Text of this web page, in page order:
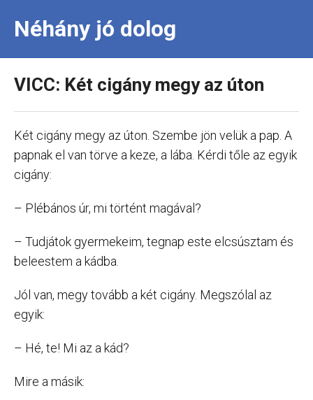
Néhány jó dolog
VICC: Két cigány megy az úton
Két cigány megy az úton. Szembe jön velük a pap. A
papnak el van törve a keze, a lába. Kérdi tőle az egyik
cigány:
– Plébános úr, mi történt magával?
– Tudjátok gyermekeim, tegnap este elcsúsztam és
beleestem a kádba.
Jól van, megy tovább a két cigány. Megszólal az
egyik:
– Hé, te! Mi az a kád?
Mire a másik: